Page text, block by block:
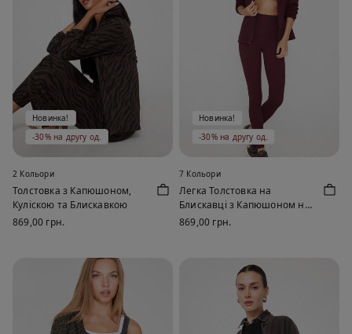
Новинка!
-30% на другу од.
2 Кольори
Толстовка з Капюшоном,
Куліскою та Блискавкою
869,00 грн.
Новинка!
-30% на другу од.
7 Кольори
Легка Толстовка на
Блискавці з Капюшоном на
Кулісці
869,00 грн.